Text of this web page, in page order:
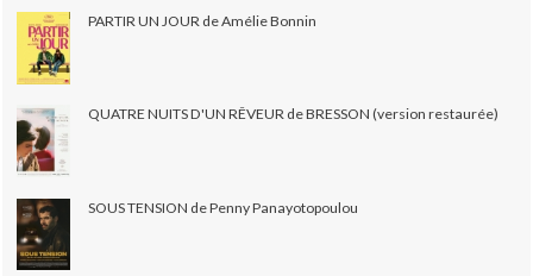
PARTIR UN JOUR de Amélie Bonnin
QUATRE NUITS D'UN RÊVEUR de BRESSON (version restaurée)
SOUS TENSION de Penny Panayotopoulou